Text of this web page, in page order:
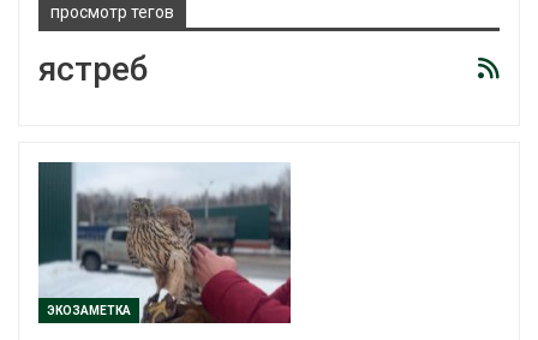
просмотр тегов
ястреб
ЭКОЗАМЕТКА